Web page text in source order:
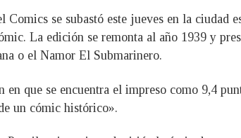
se subastó este jueves en la ciudad
La edición se remonta al año 1939 y
o el Namor El Submarinero.
que se encuentra el impreso como 9,4
un cómic histórico».